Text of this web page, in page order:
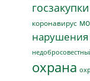
госзакупки
коронавирус
охрана